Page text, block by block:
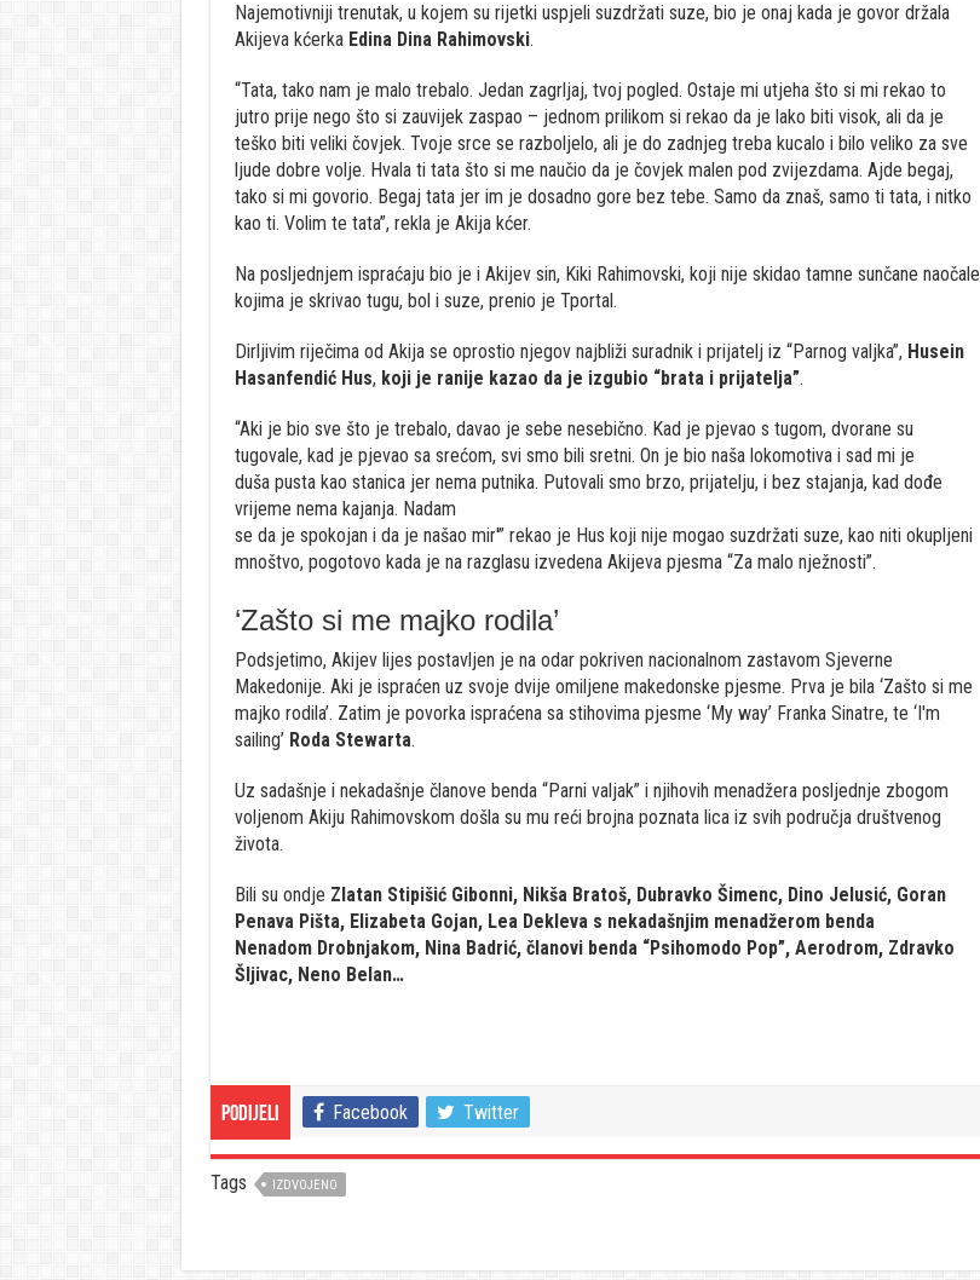
Najemotivniji trenutak, u kojem su rijetki uspjeli suzdržati suze, bio je onaj kada je govor držala
Akijeva kćerka Edina Dina Rahimovski.
“Tata, tako nam je malo trebalo. Jedan zagrljaj, tvoj pogled. Ostaje mi utjeha što si mi rekao to
jutro prije nego što si zauvijek zaspao – jednom prilikom si rekao da je lako biti visok, ali da je
teško biti veliki čovjek. Tvoje srce se razboljelo, ali je do zadnjeg treba kucalo i bilo veliko za sve
ljude dobre volje. Hvala ti tata što si me naučio da je čovjek malen pod zvijezdama. Ajde begaj,
tako si mi govorio. Begaj tata jer im je dosadno gore bez tebe. Samo da znaš, samo ti tata, i nitko
kao ti. Volim te tata”, rekla je Akija kćer.
Na posljednjem ispraćaju bio je i Akijev sin, Kiki Rahimovski, koji nije skidao tamne sunčane naočale
kojima je skrivao tugu, bol i suze, prenio je Tportal.
Dirljivim riječima od Akija se oprostio njegov najbliži suradnik i prijatelj iz “Parnog valjka”, Husein
Hasanfendić Hus, koji je ranije kazao da je izgubio “brata i prijatelja”.
“Aki je bio sve što je trebalo, davao je sebe nesebično. Kad je pjevao s tugom, dvorane su
tugovale, kad je pjevao sa srećom, svi smo bili sretni. On je bio naša lokomotiva i sad mi je
duša pusta kao stanica jer nema putnika. Putovali smo brzo, prijatelju, i bez stajanja, kad dođe
vrijeme nema kajanja. Nadam
se da je spokojan i da je našao mir'” rekao je Hus koji nije mogao suzdržati suze, kao niti okupljeni
mnoštvo, pogotovo kada je na razglasu izvedena Akijeva pjesma “Za malo nježnosti”.
‘Zašto si me majko rodila’
Podsjetimo, Akijev lijes postavljen je na odar pokriven nacionalnom zastavom Sjeverne
Makedonije. Aki je ispraćen uz svoje dvije omiljene makedonske pjesme. Prva je bila ‘Zašto si me
majko rodila’. Zatim je povorka ispraćena sa stihovima pjesme ‘My way’ Franka Sinatre, te ‘I'm
sailing’ Roda Stewarta.
Uz sadašnje i nekadašnje članove benda “Parni valjak” i njihovih menadžera posljednje zbogom
voljenom Akiju Rahimovskom došla su mu reći brojna poznata lica iz svih područja društvenog
života.
Bili su ondje Zlatan Stipišić Gibonni, Nikša Bratoš, Dubravko Šimenc, Dino Jelusić, Goran
Penava Pišta, Elizabeta Gojan, Lea Dekleva s nekadašnjim menadžerom benda
Nenadom Drobnjakom, Nina Badrić, članovi benda “Psihomodo Pop”, Aerodrom, Zdravko
Šljivac, Neno Belan…
Podijeli Facebook Twitter
Tags IZDVOJENO